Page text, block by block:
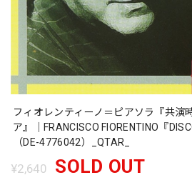
フィオレンティーノ＝ピアソラ『共演
ア』｜FRANCISCO FIORENTINO『
（DE-4776042）_QTAR_
¥2,640 SOLD OUT